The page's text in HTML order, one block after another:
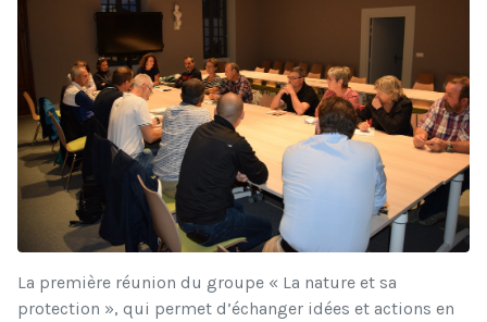
La première réunion du groupe « La nature et sa
protection », qui permet d’échanger idées et actions en